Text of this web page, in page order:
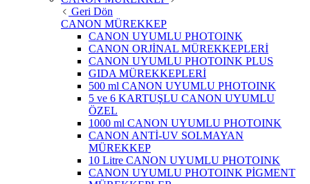
Geri Dön
CANON MÜREKKEP
CANON UYUMLU PHOTOINK
CANON ORJİNAL MÜREKKEPLERİ
CANON UYUMLU PHOTOINK PLUS
GIDA MÜREKKEPLERİ
500 ml CANON UYUMLU PHOTOINK
5 ve 6 KARTUŞLU CANON UYUMLU
ÖZEL
1000 ml CANON UYUMLU PHOTOINK
CANON ANTİ-UV SOLMAYAN
MÜREKKEP
10 Litre CANON UYUMLU PHOTOINK
CANON UYUMLU PHOTOINK PİGMENT